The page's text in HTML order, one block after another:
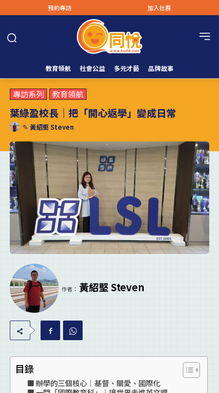
預約專訪 加入社群
教育領航 社會公益 多元才藝 品牌故事
專訪系列 教育領航
葉綠盈校長｜把「開心返學」變成日常
✎ 黃紹堅 Steven
作者： 黃紹堅 Steven
目錄
辦學的三個核心｜基督、關愛、國際化